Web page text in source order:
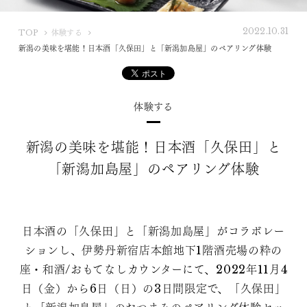
TOP
U
体験する
新潟の美味を堪能！日本酒「久保田」と「新潟加島屋」のペアリング体験
2022.10.31
体験する
新潟の美味を堪能！日本酒「久保田」と
「新潟加島屋」のペアリング体験
日本酒の「久保田」と「新潟加島屋」がコラボレー
ションし、伊勢丹新宿店本館地下1階酒売場の粋の
座・和酒/おもてなしカウンターにて、2022年11月4
日（金）から6日（日）の3日間限定で、「久保田」